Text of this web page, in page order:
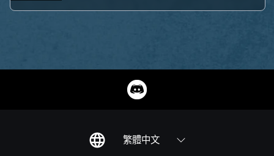
繁體中文